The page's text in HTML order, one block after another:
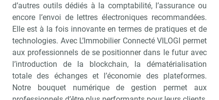
d’autres outils dédiés à la comptabilité, l’assurance ou
encore l’envoi de lettres électroniques recommandées.
Elle est à la fois innovante en termes de pratiques et de
technologies. Avec L’Immobilier Connecté VILOGI permet
aux professionnels de se positionner dans le futur avec
l’introduction de la blockchain, la dématérialisation
totale des échanges et l’économie des plateformes.
Notre bouquet numérique de gestion permet aux